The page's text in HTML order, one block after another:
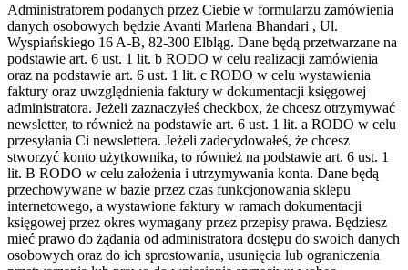
Administratorem podanych przez Ciebie w formularzu zamówienia
danych osobowych będzie Avanti Marlena Bhandari , Ul.
Wyspiańskiego 16 A-B, 82-300 Elbląg. Dane będą przetwarzane na
podstawie art. 6 ust. 1 lit. b RODO w celu realizacji zamówienia
oraz na podstawie art. 6 ust. 1 lit. c RODO w celu wystawienia
faktury oraz uwzględnienia faktury w dokumentacji księgowej
administratora. Jeżeli zaznaczyłeś checkbox, że chcesz otrzymywać
newsletter, to również na podstawie art. 6 ust. 1 lit. a RODO w celu
przesyłania Ci newslettera. Jeżeli zadecydowałeś, że chcesz
stworzyć konto użytkownika, to również na podstawie art. 6 ust. 1
lit. B RODO w celu założenia i utrzymywania konta. Dane będą
przechowywane w bazie przez czas funkcjonowania sklepu
internetowego, a wystawione faktury w ramach dokumentacji
księgowej przez okres wymagany przez przepisy prawa. Będziesz
mieć prawo do żądania od administratora dostępu do swoich danych
osobowych oraz do ich sprostowania, usunięcia lub ograniczenia